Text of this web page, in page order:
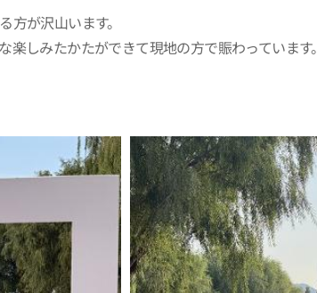
が沢山います。
しみたかたができて現地の方で賑わっています。